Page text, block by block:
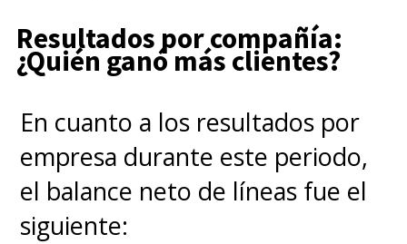
Resultados por compañía:
¿Quién ganó más clientes?
En cuanto a los resultados por
empresa durante este periodo,
el balance neto de líneas fue el
siguiente: